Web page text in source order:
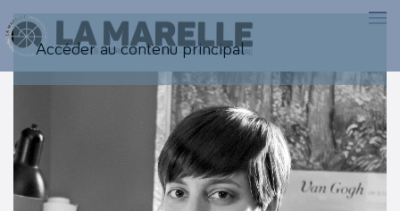
Accéder au contenu principal